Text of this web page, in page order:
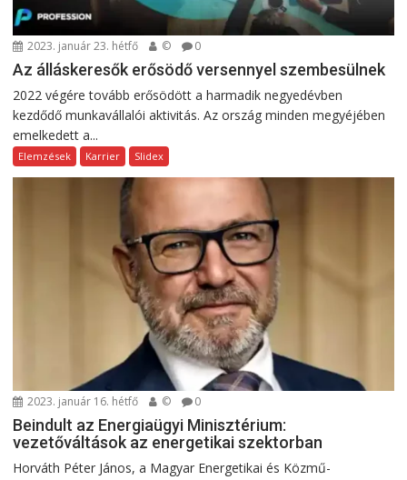
2023. január 23. hétfő © 0
Az álláskeresők erősödő versennyel szembesülnek
2022 végére tovább erősödött a harmadik negyedévben
kezdődő munkavállalói aktivitás. Az ország minden megyéjében
emelkedett a...
Elemzések Karrier Slidex
2023. január 16. hétfő © 0
Beindult az Energiaügyi Minisztérium:
vezetőváltások az energetikai szektorban
Horváth Péter János, a Magyar Energetikai és Közmű-